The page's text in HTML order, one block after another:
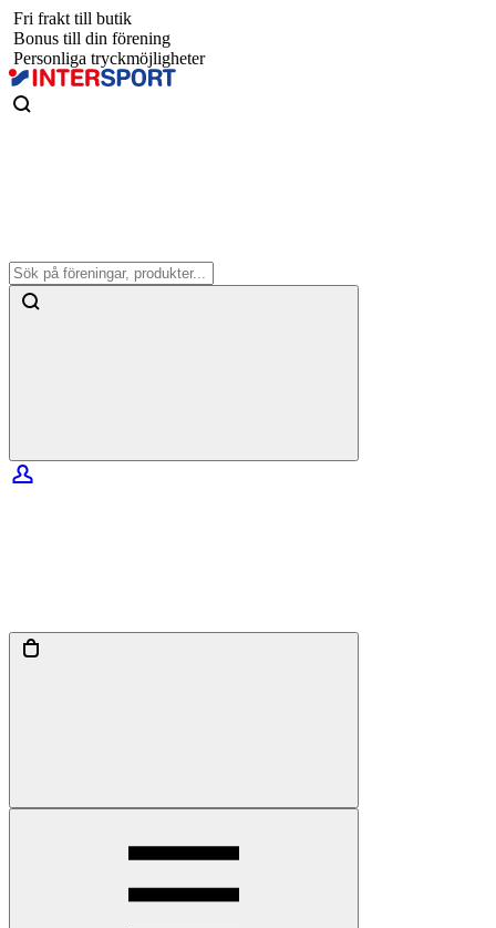
Fri frakt till butik
Bonus till din förening
Personliga tryckmöjligheter